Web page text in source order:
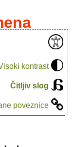
kontrast
Čitljiv slog
poveznice